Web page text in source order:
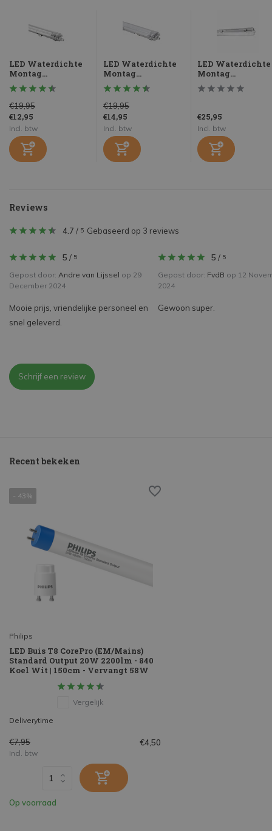
LED Waterdichte
Montag...
€19,95
€12,95
Incl. btw
LED Waterdichte
Montag...
€19,95
€14,95
Incl. btw
LED Waterdichte
Montag...
€25,95
Incl. btw
Reviews
4.7 / 5 Gebaseerd op 3 reviews
5 / 5
Gepost door: Andre van Lijssel op 29
December 2024
Mooie prijs, vriendelijke personeel en
snel geleverd.
5 / 5
Gepost door: FvdB op 12
2024
Gewoon super.
Schrijf een review
Recent bekeken
- 43%
Philips
LED Buis T8 CorePro (EM/Mains)
Standard Output 20W 2200lm - 840
Koel Wit | 150cm - Vervangt 58W
Vergelijk
Deliverytime
€7,95 €4,50
Incl. btw
Op voorraad